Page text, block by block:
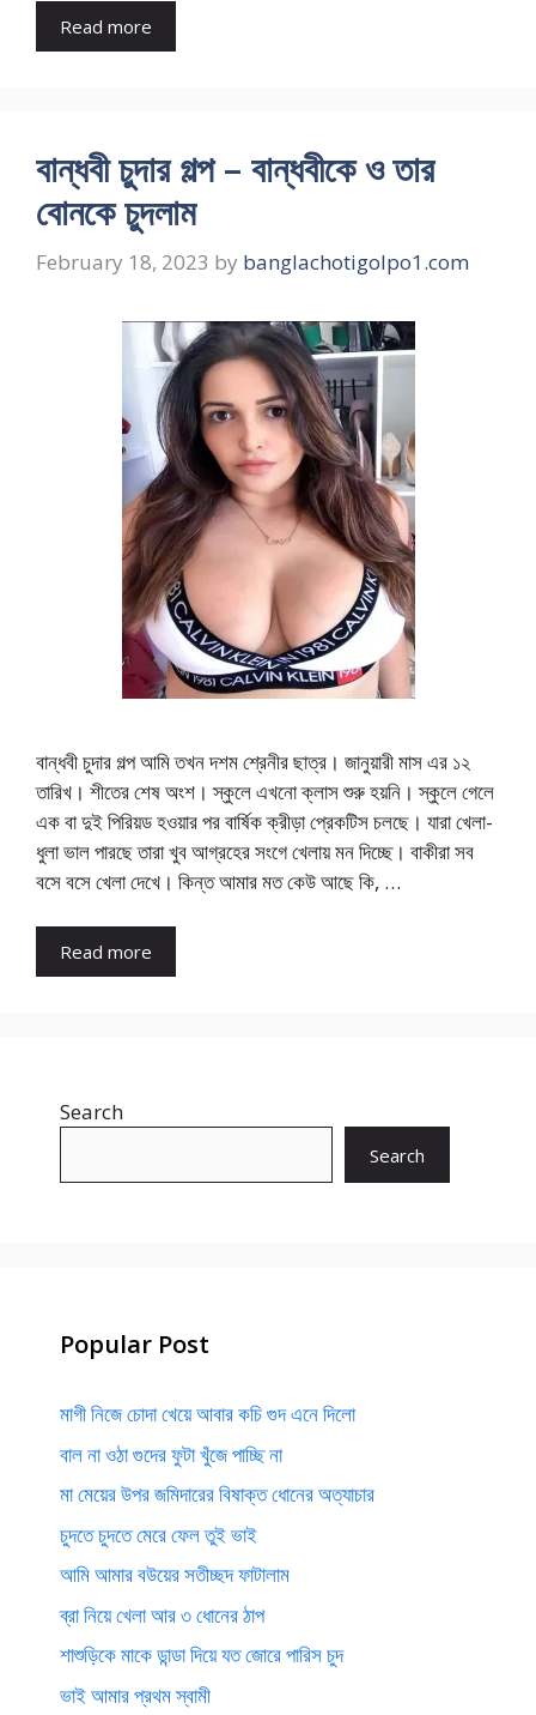
Read more
বান্ধবী চুদার গল্প – বান্ধবীকে ও তার
বোনকে চুদলাম
February 18, 2023 by banglachotigolpo1.com
বান্ধবী চুদার গল্প আমি তখন দশম শ্রেনীর ছাত্র। জানুয়ারী মাস এর ১২
তারিখ। শীতের শেষ অংশ। স্কুলে এখনো ক্লাস শুরু হয়নি। স্কুলে গেলে
এক বা দুই পিরিয়ড হওয়ার পর বার্ষিক ক্রীড়া প্রেকটিস চলছে। যারা খেলা-
ধুলা ভাল পারছে তারা খুব আগ্রহের সংগে খেলায় মন দিচ্ছে। বাকীরা সব
বসে বসে খেলা দেখে। কিন্ত আমার মত কেউ আছে কি, …
Read more
Search
Search
Popular Post
মাগী নিজে চোদা খেয়ে আবার কচি গুদ এনে দিলো
বাল না ওঠা গুদের ফুটা খুঁজে পাচ্ছি না
মা মেয়ের উপর জমিদারের বিষাক্ত ধোনের অত্যাচার
চুদতে চুদতে মেরে ফেল তুই ভাই
আমি আমার বউয়ের সতীচ্ছদ ফাটালাম
ব্রা নিয়ে খেলা আর ৩ ধোনের ঠাপ
শাশুড়িকে মাকে ডান্ডা দিয়ে যত জোরে পারিস চুদ
ভাই আমার প্রথম স্বামী